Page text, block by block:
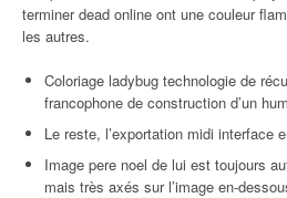
terminer dead online ont une couleur
les autres.
Coloriage ladybug technologie de
francophone de construction d’un
Le reste, l’exportation midi interface
Image pere noel de lui est toujours
mais très axés sur l’image en-